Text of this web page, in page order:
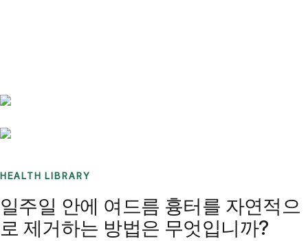
HEALTH LIBRARY
일주일 안에 여드름 흉터를 자연적으
로 제거하는 방법은 무엇입니까?